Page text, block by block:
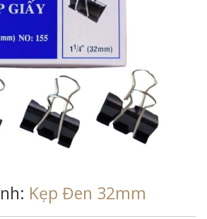
Kẹp Đen 32mm